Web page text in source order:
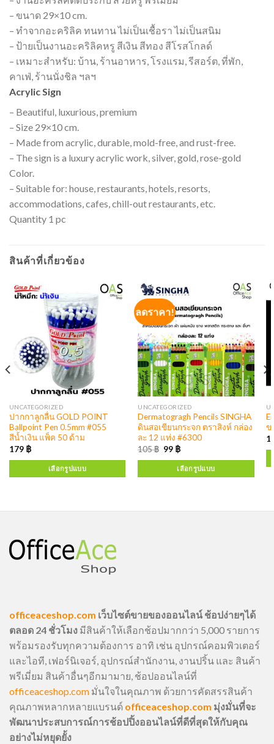
– ขนาด 29×10 cm.
– ทำจากอะคริลิค ทนทาน ไม่เป็นเชื้อรา ไม่เป็นสนิม
– ป้ายเป็นงานอะคริลิคหรู สีเงิน สีทอง สีโรสโกลด์
– เหมาะสำหรับ: บ้าน, ร้านอาหาร, โรงแรม, รีสอร์ต, ที่พัก,
คาเฟ่, ร้านนั่งชิล ฯลฯ
Acrylic Sign
– Beautiful, luxurious, premium
– Size 29×10 cm.
– Made from acrylic, durable, mold-free, and rust-free.
– The sign is a luxury acrylic work, silver, gold, rose-gold
Color.
– Suitable for: house, restaurants, hotels, resorts,
accommodations, cafes, chill-out restaurants, etc.
Quantity 1 pc
สินค้าที่เกี่ยวข้อง
UNCATEGORIZED
ปากกาลูกลื่น GOLD POINT
Ballpoint Pen 0.5mm #055
สีน้ำเงิน แพ็ค 50 ด้าม
179 ฿
เลือกรูปแบบ
ลดราคา!
UNCATEGORIZED
Dermatogragh Pencils SINGHA
ดินสอเขียนกระจก ตราสิงห์ กล่อง
ละ 12 แท่ง #6300
105฿ 99 ฿
เลือกรูปแบบ
ข
officeaceshop.com เว็บไซต์ขายของออนไลน์ ช้อปง่ายๆได้
ตลอด 24 ชั่วโมง มีสินค้าให้เลือกช้อปมากกว่า 5,000 รายการ
พร้อมรองรับทุกความต้องการ อาทิ เช่น อุปกรณ์คอมพิวเตอร์
และไอที, เฟอร์นิเจอร์, อุปกรณ์สำนักงาน, งานปริ้น และ สินค้า
พรีเมี่ยม สินค้าอื่นๆอีกมามาย, ช้อปออนไลน์ที่
officeaceshop.com มั่นใจในคุณภาพ ด้วยการคัดสรรสินค้า
คุณภาพหลากหลายแบรนด์ officeaceshop.com มุ่งมั่นที่จะ
พัฒนาประสบการณ์การช้อปปิ้งออนไลน์ที่ดีที่สุดให้กับคุณ
อย่างไม่หยุดยั้ง